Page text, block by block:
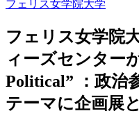
フェリス女学院大学
フェリス女学院
ィーズセンター
Political” ：政治
テーマに企画展